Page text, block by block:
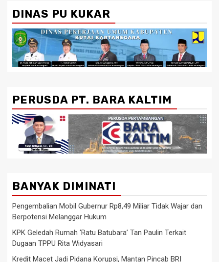
DINAS PU KUKAR
PERUSDA PT. BARA KALTIM
BANYAK DIMINATI
Pengembalian Mobil Gubernur Rp8,49 Miliar Tidak Wajar dan
Berpotensi Melanggar Hukum
KPK Geledah Rumah ‘Ratu Batubara’ Tan Paulin Terkait
Dugaan TPPU Rita Widyasari
Kredit Macet Jadi Pidana Korupsi, Mantan Pincab BRI